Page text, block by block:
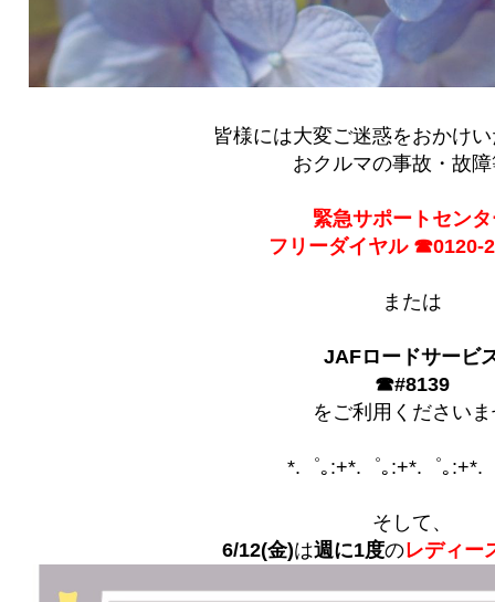
皆様には大変ご迷惑をおかけ
おクルマの事故・故
緊急サポートセン
フリーダイヤル ☎0120-
または
JAFロードサービ
☎#8139
をご利用ください
*.゜｡:+*.゜｡:+*.゜｡:+*.
そして、
6/12(金)は週に1度のレディー